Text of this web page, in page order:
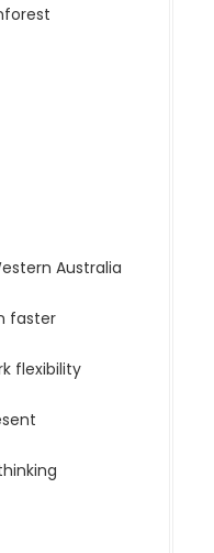
Australia
faster
flexibility